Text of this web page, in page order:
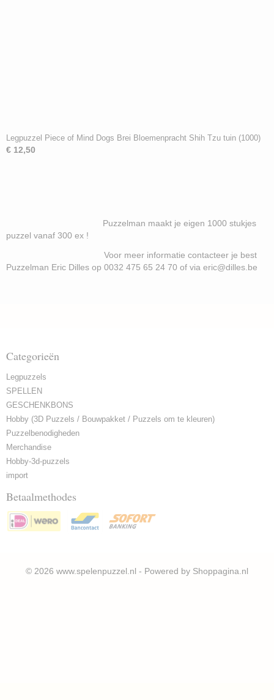
Legpuzzel Piece of Mind Dogs Brei Bloemenpracht Shih Tzu tuin (1000)
€ 12,50
Puzzelman maakt je eigen 1000 stukjes
puzzel vanaf 300 ex !
Voor meer informatie contacteer je best
Puzzelman Eric Dilles op 0032 475 65 24 70 of via eric@dilles.be
Categorieën
Legpuzzels
SPELLEN
GESCHENKBONS
Hobby (3D Puzzels / Bouwpakket / Puzzels om te kleuren)
Puzzelbenodigheden
Merchandise
Hobby-3d-puzzels
import
Betaalmethodes
© 2026 www.spelenpuzzel.nl - Powered by Shoppagina.nl